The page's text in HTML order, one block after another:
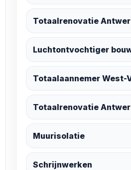
Totaalrenovatie
Luchtontvochtiger
Totaalaannemer West-
Totaalrenovatie
Muurisolatie
Schrijnwerken